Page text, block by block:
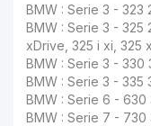
BMW : Serie 3 - 323
BMW : Serie 3 - 325
xDrive, 325 i xi, 325
BMW : Serie 3 - 330
BMW : Serie 3 - 335
BMW : Serie 6 - 630
BMW : Serie 7 - 730